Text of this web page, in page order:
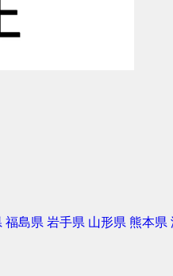
福島県 岩手県 山形県 熊本県